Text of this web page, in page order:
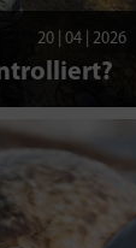
20 | 04 | 2026